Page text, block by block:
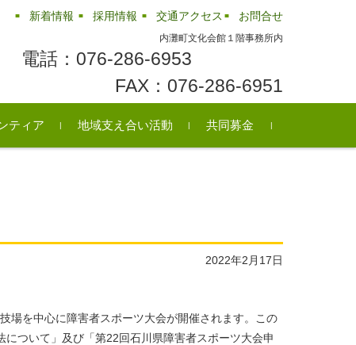
新着情報 採用情報 交通アクセス お問合せ
内灘町文化会館１階事務所内
電話：076-286-6953
FAX：076-286-6951
ティア 地域支え合い活動 共同募金
2022年2月17日
場を中心に障害者スポーツ大会が開催されます。この
ついて」及び「第22回石川県障害者スポーツ大会申